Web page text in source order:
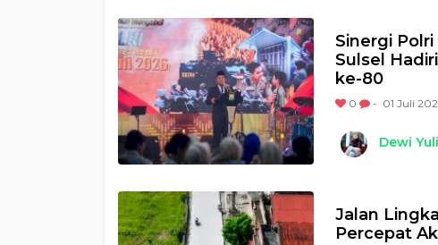
Sinergi
Sulsel
ke-80
0 - 01 Juli
Dewi
Jalan
Percepat